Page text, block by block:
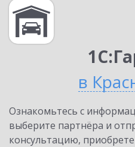
в
Ознакомьтесь с
выберите партнёра и
консультацию,